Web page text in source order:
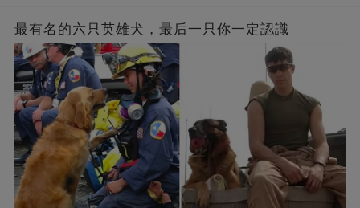
最有名的六只英雄犬，最后一只你一定認識